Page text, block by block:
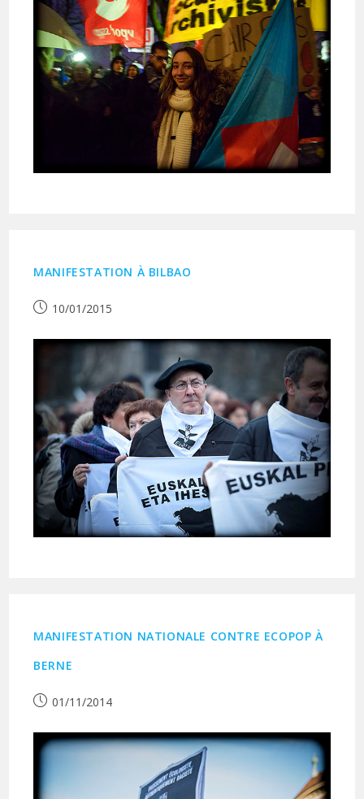
MANIFESTATION À BILBAO
Publication
10/01/2015
MANIFESTATION NATIONALE CONTRE ECOPOP À
BERNE
Publication
01/11/2014